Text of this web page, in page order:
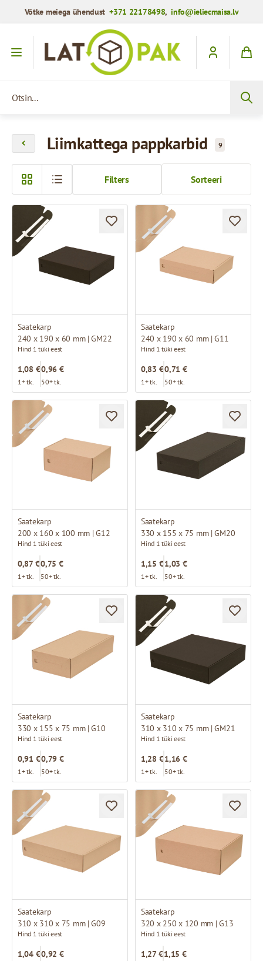
Võtke meiega ühendust+371 22178498,info@ieliecmaisa.lv
Liimkattega pappkarbid 9
Sorteeri
Filters
Saatekarp
240 x 190 x 60 mm | GM22
Hind 1 tüki eest
1,08 €
1+ tk.
0,96 €
50+ tk.
Saatekarp
240 x 190 x 60 mm | G11
Hind 1 tüki eest
0,83 €
1+ tk.
0,71 €
50+ tk.
Saatekarp
200 x 160 x 100 mm | G12
Hind 1 tüki eest
0,87 €
1+ tk.
0,75 €
50+ tk.
Saatekarp
330 x 155 x 75 mm | GM20
Hind 1 tüki eest
1,15 €
1+ tk.
1,03 €
50+ tk.
Saatekarp
330 x 155 x 75 mm | G10
Hind 1 tüki eest
0,91 €
1+ tk.
0,79 €
50+ tk.
Saatekarp
310 x 310 x 75 mm | GM21
Hind 1 tüki eest
1,28 €
1+ tk.
1,16 €
50+ tk.
Saatekarp
310 x 310 x 75 mm | G09
Hind 1 tüki eest
1,04 €0,92 €
Saatekarp
320 x 250 x 120 mm | G13
Hind 1 tüki eest
1,27 €1,15 €